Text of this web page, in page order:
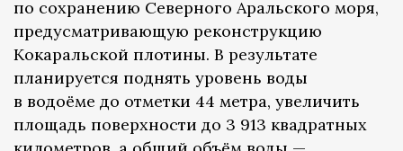
по сохранению Северного Аральского моря,
предусматривающую реконструкцию
Кокаральской плотины. В результате
планируется поднять уровень воды
в водоёме до отметки 44 метра, увеличить
площадь поверхности до 3 913 квадратных